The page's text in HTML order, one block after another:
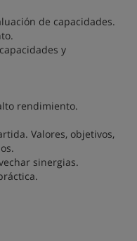
de capacidades.
y
rendimiento.
Valores, objetivos,
sinergias.